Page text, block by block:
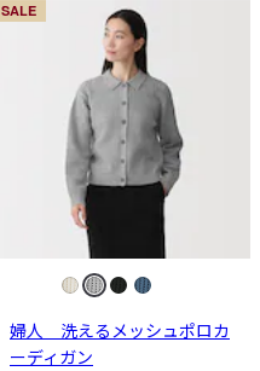
SALE
婦人 洗えるメッシュポロカ
ーディガン